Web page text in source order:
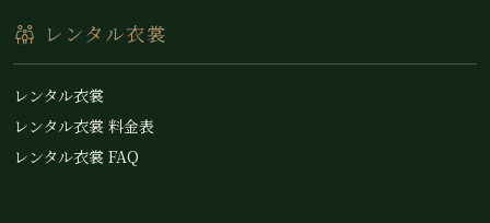
レンタル衣裳
レンタル衣裳
レンタル衣裳 料金表
レンタル衣裳 FAQ